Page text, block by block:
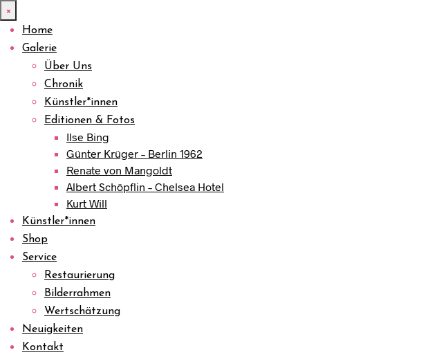
×
Home
Galerie
Über Uns
Chronik
Künstler*innen
Editionen & Fotos
Ilse Bing
Günter Krüger – Berlin 1962
Renate von Mangoldt
Albert Schöpflin – Chelsea Hotel
Kurt Will
Künstler*innen
Shop
Service
Restaurierung
Bilderrahmen
Wertschätzung
Neuigkeiten
Kontakt